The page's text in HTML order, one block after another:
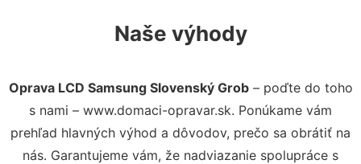
Naše výhody
Oprava LCD Samsung Slovenský Grob– poďte do toho
s nami – www.domaci-opravar.sk. Ponúkame vám
prehľad hlavných výhod a dôvodov, prečo sa obrátiť na
nás. Garantujeme vám, že nadviazanie spolupráce s